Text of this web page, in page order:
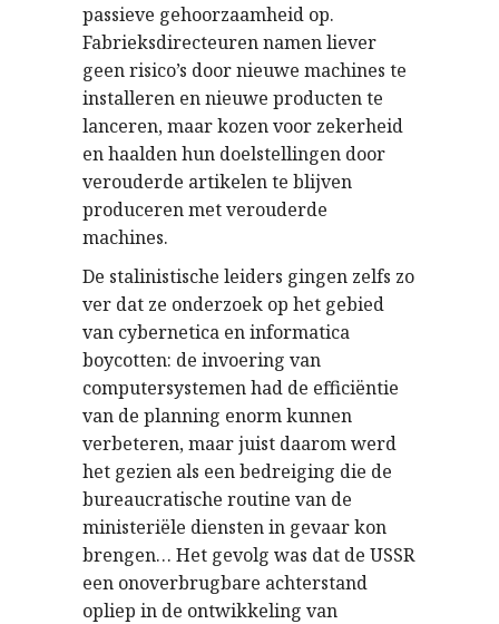
passieve gehoorzaamheid op.
Fabrieksdirecteuren namen liever
geen risico’s door nieuwe machines te
installeren en nieuwe producten te
lanceren, maar kozen voor zekerheid
en haalden hun doelstellingen door
verouderde artikelen te blijven
produceren met verouderde
machines.
De stalinistische leiders gingen zelfs zo
ver dat ze onderzoek op het gebied
van cybernetica en informatica
boycotten: de invoering van
computersystemen had de efficiëntie
van de planning enorm kunnen
verbeteren, maar juist daarom werd
het gezien als een bedreiging die de
bureaucratische routine van de
ministeriële diensten in gevaar kon
brengen… Het gevolg was dat de USSR
een onoverbrugbare achterstand
opliep in de ontwikkeling van